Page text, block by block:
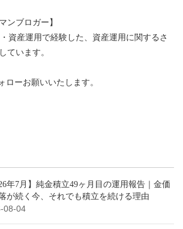
ンブロガー】
資産運用で経験した、資産運用に関するさ
ています。
ーお願いいたします。
年7月】純金積立49ヶ月目の運用報告｜金価
が続く今、それでも積立を続ける理由
08-04